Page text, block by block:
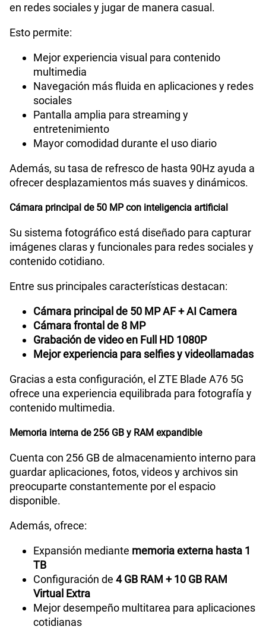
en redes sociales y jugar de manera casual.
Esto permite:
Mejor experiencia visual para contenido
multimedia
Navegación más fluida en aplicaciones y redes
sociales
Pantalla amplia para streaming y
entretenimiento
Mayor comodidad durante el uso diario
Además, su tasa de refresco de hasta 90Hz ayuda a
ofrecer desplazamientos más suaves y dinámicos.
Cámara principal de 50 MP con inteligencia artificial
Su sistema fotográfico está diseñado para capturar
imágenes claras y funcionales para redes sociales y
contenido cotidiano.
Entre sus principales características destacan:
Cámara principal de 50 MP AF + AI Camera
Cámara frontal de 8 MP
Grabación de video en Full HD 1080P
Mejor experiencia para selfies y videollamadas
Gracias a esta configuración, el ZTE Blade A76 5G
ofrece una experiencia equilibrada para fotografía y
contenido multimedia.
Memoria interna de 256 GB y RAM expandible
Cuenta con 256 GB de almacenamiento interno para
guardar aplicaciones, fotos, videos y archivos sin
preocuparte constantemente por el espacio
disponible.
Además, ofrece:
Expansión mediante memoria externa hasta 1
TB
Configuración de 4 GB RAM + 10 GB RAM
Virtual Extra
Mejor desempeño multitarea para aplicaciones
cotidianas